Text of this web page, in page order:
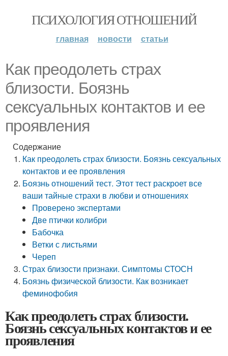
ПСИХОЛОГИЯ ОТНОШЕНИЙ
главная новости статьи
Как преодолеть страх
близости. Боязнь
сексуальных контактов и ее
проявления
Содержание
Как преодолеть страх близости. Боязнь сексуальных
контактов и ее проявления
Боязнь отношений тест. Этот тест раскроет все
ваши тайные страхи в любви и отношениях
Проверено экспертами
Две птички колибри
Бабочка
Ветки с листьями
Череп
Страх близости признаки. Симптомы СТОСН
Боязнь физической близости. Как возникает
феминофобия
Как преодолеть страх близости.
Боязнь сексуальных контактов и ее
проявления